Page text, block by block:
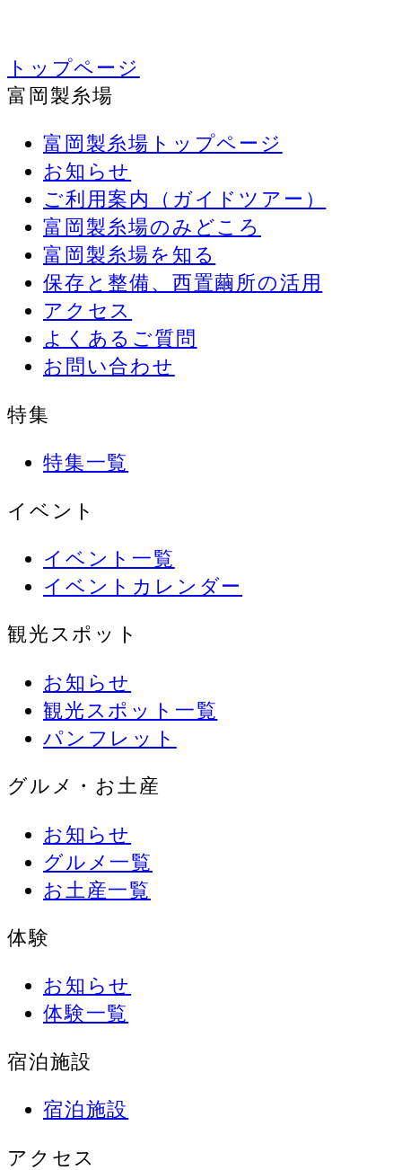
トップページ
富岡製糸場
富岡製糸場トップページ
お知らせ
ご利用案内（ガイドツアー）
富岡製糸場のみどころ
富岡製糸場を知る
保存と整備、西置繭所の活用
アクセス
よくあるご質問
お問い合わせ
特集
特集一覧
イベント
イベント一覧
イベントカレンダー
観光スポット
お知らせ
観光スポット一覧
パンフレット
グルメ・お土産
お知らせ
グルメ一覧
お土産一覧
体験
お知らせ
体験一覧
宿泊施設
宿泊施設
アクセス